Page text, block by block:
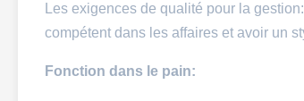
Les exigences de qualité pour la
compétent dans les affaires et avoir un
Fonction dans le pain: